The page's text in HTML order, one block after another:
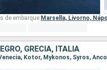
de embarque: Marsella, Livorno,
GRECIA, ITALIA
Kotor, Mykonos, Syros,